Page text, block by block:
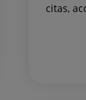
citas,